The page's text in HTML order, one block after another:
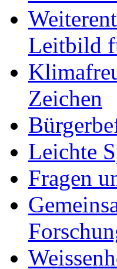
Leitbild
Zeichen
Leichte
Fragen